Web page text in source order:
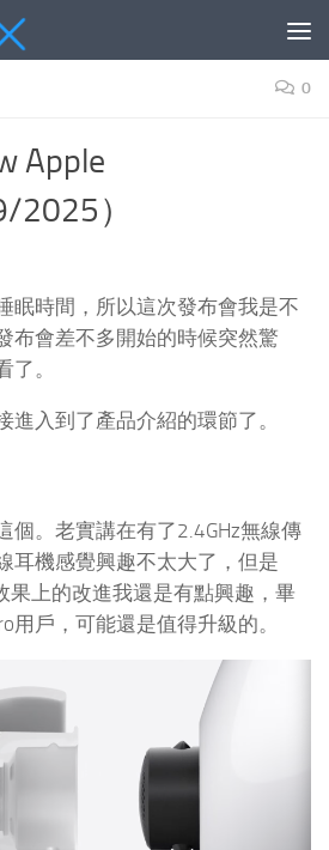
0
Apple
2025）
眠時間，所以這次發布會我是不
布會差不多開始的時候突然驚
。
進入到了產品介紹的環節了。
個。老實講在有了2.4GHz無線傳
耳機感覺興趣不太大了，但是
果上的改進我還是有點興趣，畢
用戶，可能還是值得升級的。